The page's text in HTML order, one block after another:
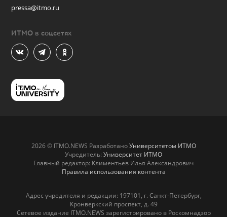
pressa@itmo.ru
ИТМО в соцсетях
2026 © ITMO.NEWS РазработаноУниверситетом ИТМО
Учредитель: Университет ИТМО
Главный редактор: Климентьев Илья Александрович
Правила использования контента
Адрес учредителя и редакции: 197101, г. Санкт-Петербург,
Кронверкский проспект, д. 49
Сетевое издание ITMO.NEWS зарегистрировано в Роскомнадзор